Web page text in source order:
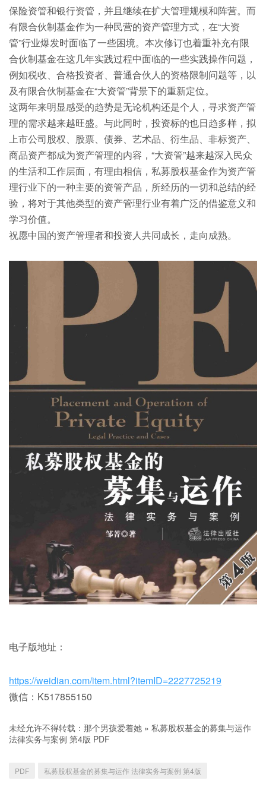
保险资管和银行资管，并且继续在扩大管理规模和阵营。而
有限合伙制基金作为一种民营的资产管理方式，在“大资
管”行业爆发时面临了一些困境。本次修订也着重补充有限
合伙制基金在这几年实践过程中面临的一些实践操作问题，
例如税收、合格投资者、普通合伙人的资格限制问题等，以
及有限合伙制基金在“大资管”背景下的重新定位。
这两年来明显感受的趋势是无论机构还是个人，寻求资产管
理的需求越来越旺盛。与此同时，投资标的也日趋多样，拟
上市公司股权、股票、债券、艺术品、衍生品、非标资产、
商品资产都成为资产管理的内容，“大资管”越来越深入民众
的生活和工作层面，有理由相信，私募股权基金作为资产管
理行业下的一种主要的资管产品，所经历的一切和总结的经
验，将对于其他类型的资产管理行业有着广泛的借鉴意义和
学习价值。
祝愿中国的资产管理者和投资人共同成长，走向成熟。
电子版地址：
https://weidian.com/item.html?itemID=2227725219
微信：K517855150
未经允许不得转载： 那个男孩爱着她 » 私募股权基金的募集与运作
法律实务与案例 第4版 PDF
PDF 私募股权基金的募集与运作 法律实务与案例 第4版